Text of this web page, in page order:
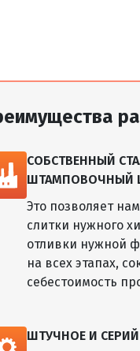
СОБСТВЕННЫЙ
ШТАМПОВОЧНЫЙ
Это позволяет
слитки нужного
отливки нужной
на всех этапах,
себестоимость
ШТУЧНОЕ И